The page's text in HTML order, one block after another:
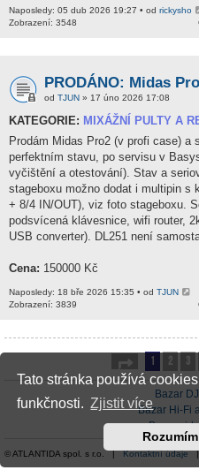
Tato stránka používá
funkčnosti. Zjistit více
Rozumím
Naposledy: 05 dub 2026 19:27 • od rickysho
Zobrazení: 3548
PRODÁNO: Midas
od TJUN » 17 úno 2026 17:08
KATEGORIE: MIXÁŽNÍ PULTY A
Prodám Midas Pro2 (v profi case) a
perfektním stavu, po servisu v
vyčištění a otestování). Stav a
stageboxu možno dodat i multipin s
+ 8/4 IN/OUT), viz foto stageboxu.
podsvícená klávesnice, wifi router,
USB converter). DL251 není
Cena: 150000 Kč
Naposledy: 18 bře 2026 15:35 • od TJUN
Zobrazení: 3839
Stránka 1z 54
1 2 3
Bazar
Bazar Hi-Fi
Bazar
© ATLANTIDA spol. s r.o. |Kontaktní údaje|